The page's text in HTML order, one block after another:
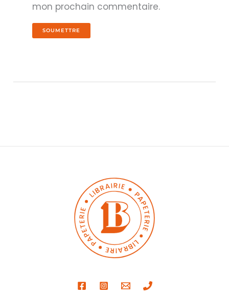
mon prochain commentaire.